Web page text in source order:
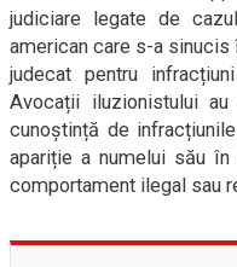
judiciare legate de
american care s-a
judecat pentru
Avocații iluzionistului
cunoștință de
apariție a numelui său
comportament ilegal sau